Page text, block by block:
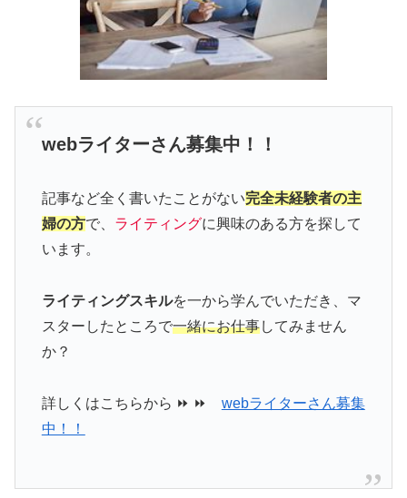
webライターさん募集中！！
記事など全く書いたことがない完全未経験者の主
婦の方で、 ライティングに興味のある方を探して
います。
ライティングスキルを一から学んでいただき、マ
スターしたところで一緒にお仕事してみません
か？
詳しくはこちらから ⏩ ⏩ webライターさん募集
中！！